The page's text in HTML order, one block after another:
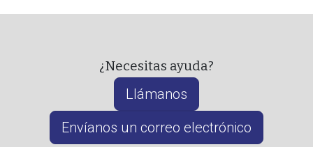
¿Necesitas ayuda?
Llámanos
Envíanos un correo electrónico